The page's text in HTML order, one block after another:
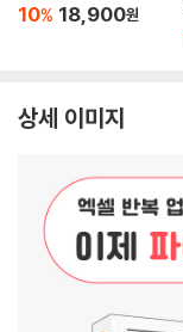
10% 18,900원
상세 이미지